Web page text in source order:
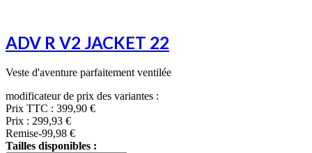
ADV R V2 JACKET 22
Veste d'aventure parfaitement ventilée
modificateur de prix des variantes :
Prix TTC : 399,90 €
Prix : 299,93 €
Remise-99,98 €
Tailles disponibles :